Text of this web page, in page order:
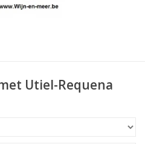
Utiel-Requena